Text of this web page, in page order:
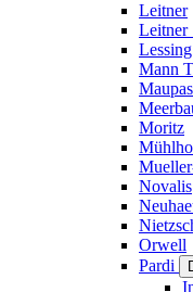
Leitner
Lessing
Mann
Moritz
Novalis
Orwell
Pardi